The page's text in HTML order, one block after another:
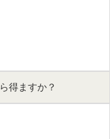
得ますか？